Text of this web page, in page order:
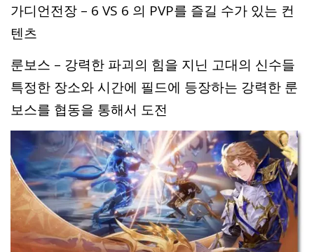
가디언전장 – 6 VS 6 의 PVP를 즐길 수가 있는 컨
텐츠
룬보스 – 강력한 파괴의 힘을 지닌 고대의 신수들
특정한 장소와 시간에 필드에 등장하는 강력한 룬
보스를 협동을 통해서 도전